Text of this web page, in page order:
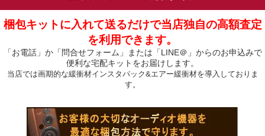
梱包キットに入れて送るだけで当店独自の高額査定
を利用できます。
「お電話」か「問合せフォーム」または「LINE＠」からのお申込みで
便利な宅配キットをお届けします。
当店では画期的な緩衝材インスタパック&エアー緩衝材を導入しておりま
す。